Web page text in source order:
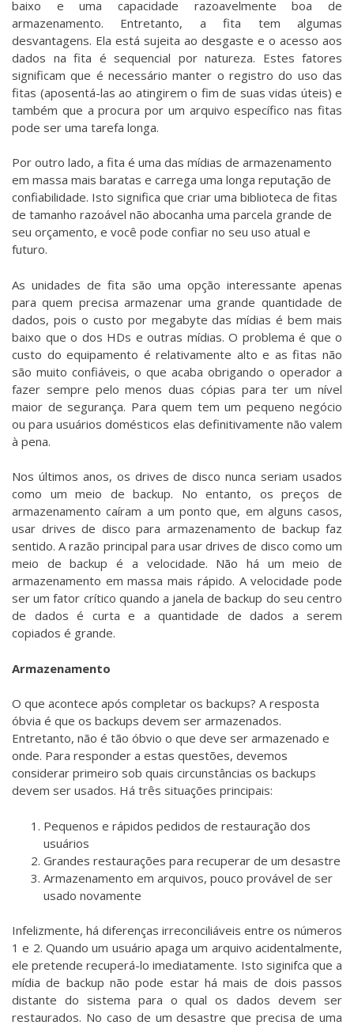
baixo e uma capacidade razoavelmente boa de
armazenamento. Entretanto, a fita tem algumas
desvantagens. Ela está sujeita ao desgaste e o acesso aos
dados na fita é sequencial por natureza. Estes fatores
significam que é necessário manter o registro do uso das
fitas (aposentá-las ao atingirem o fim de suas vidas úteis) e
também que a procura por um arquivo específico nas fitas
pode ser uma tarefa longa.
Por outro lado, a fita é uma das mídias de armazenamento
em massa mais baratas e carrega uma longa reputação de
confiabilidade. Isto significa que criar uma biblioteca de fitas
de tamanho razoável não abocanha uma parcela grande de
seu orçamento, e você pode confiar no seu uso atual e
futuro.
As unidades de fita são uma opção interessante apenas
para quem precisa armazenar uma grande quantidade de
dados, pois o custo por megabyte das mídias é bem mais
baixo que o dos HDs e outras mídias. O problema é que o
custo do equipamento é relativamente alto e as fitas não
são muito confiáveis, o que acaba obrigando o operador a
fazer sempre pelo menos duas cópias para ter um nível
maior de segurança. Para quem tem um pequeno negócio
ou para usuários domésticos elas definitivamente não valem
à pena.
Nos últimos anos, os drives de disco nunca seriam usados
como um meio de backup. No entanto, os preços de
armazenamento caíram a um ponto que, em alguns casos,
usar drives de disco para armazenamento de backup faz
sentido. A razão principal para usar drives de disco como um
meio de backup é a velocidade. Não há um meio de
armazenamento em massa mais rápido. A velocidade pode
ser um fator crítico quando a janela de backup do seu centro
de dados é curta e a quantidade de dados a serem
copiados é grande.
Armazenamento
O que acontece após completar os backups? A resposta
óbvia é que os backups devem ser armazenados.
Entretanto, não é tão óbvio o que deve ser armazenado e
onde. Para responder a estas questões, devemos
considerar primeiro sob quais circunstâncias os backups
devem ser usados. Há três situações principais:
Pequenos e rápidos pedidos de restauração dos
usuários
Grandes restaurações para recuperar de um desastre
Armazenamento em arquivos, pouco provável de ser
usado novamente
Infelizmente, há diferenças irreconciliáveis entre os números
1 e 2. Quando um usuário apaga um arquivo acidentalmente,
ele pretende recuperá-lo imediatamente. Isto siginifca que a
mídia de backup não pode estar há mais de dois passos
distante do sistema para o qual os dados devem ser
restaurados. No caso de um desastre que precisa de uma